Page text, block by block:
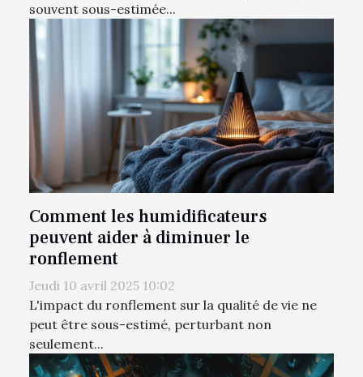
souvent sous-estimée...
Comment les humidificateurs
peuvent aider à diminuer le
ronflement
Jeudi 10 avril 2025 10:02
L'impact du ronflement sur la qualité de vie ne
peut être sous-estimé, perturbant non
seulement...